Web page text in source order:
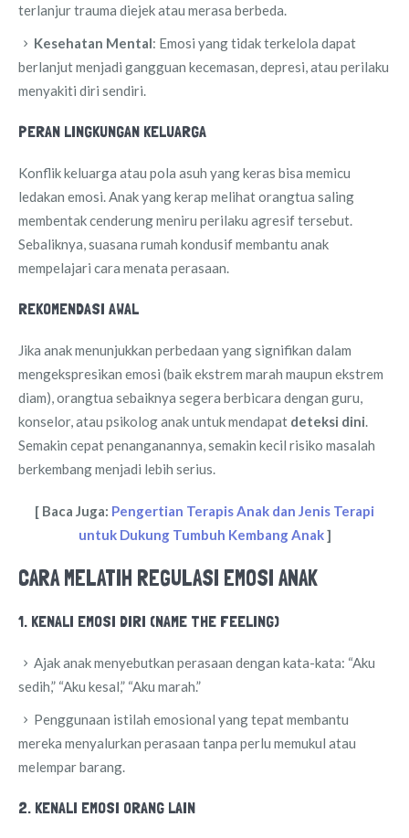
terlanjur trauma diejek atau merasa berbeda.
Kesehatan Mental: Emosi yang tidak terkelola dapat
berlanjut menjadi gangguan kecemasan, depresi, atau perilaku
menyakiti diri sendiri.
PERAN LINGKUNGAN KELUARGA
Konflik keluarga atau pola asuh yang keras bisa memicu
ledakan emosi. Anak yang kerap melihat orangtua saling
membentak cenderung meniru perilaku agresif tersebut.
Sebaliknya, suasana rumah kondusif membantu anak
mempelajari cara menata perasaan.
REKOMENDASI AWAL
Jika anak menunjukkan perbedaan yang signifikan dalam
mengekspresikan emosi (baik ekstrem marah maupun ekstrem
diam), orangtua sebaiknya segera berbicara dengan guru,
konselor, atau psikolog anak untuk mendapat deteksi dini.
Semakin cepat penanganannya, semakin kecil risiko masalah
berkembang menjadi lebih serius.
[ Baca Juga: Pengertian Terapis Anak dan Jenis Terapi
untuk Dukung Tumbuh Kembang Anak]
CARA MELATIH REGULASI EMOSI ANAK
1. KENALI EMOSI DIRI (NAME THE FEELING)
Ajak anak menyebutkan perasaan dengan kata-kata: “Aku
sedih,” “Aku kesal,” “Aku marah.”
Penggunaan istilah emosional yang tepat membantu
mereka menyalurkan perasaan tanpa perlu memukul atau
melempar barang.
2. KENALI EMOSI ORANG LAIN